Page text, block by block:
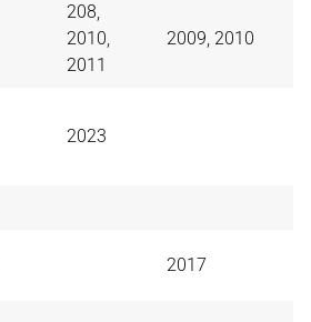
208,
2010,
2011
2009, 2010
2023
2017